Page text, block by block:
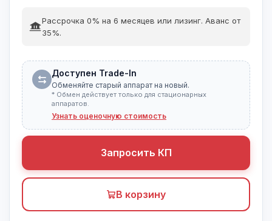
Рассрочка 0% на 6 месяцев или лизинг. Аванс от
35%.
Доступен Trade-In
Обменяйте старый аппарат на новый.
* Обмен действует только для стационарных
аппаратов.
Узнать оценочную стоимость
Запросить КП
В корзину